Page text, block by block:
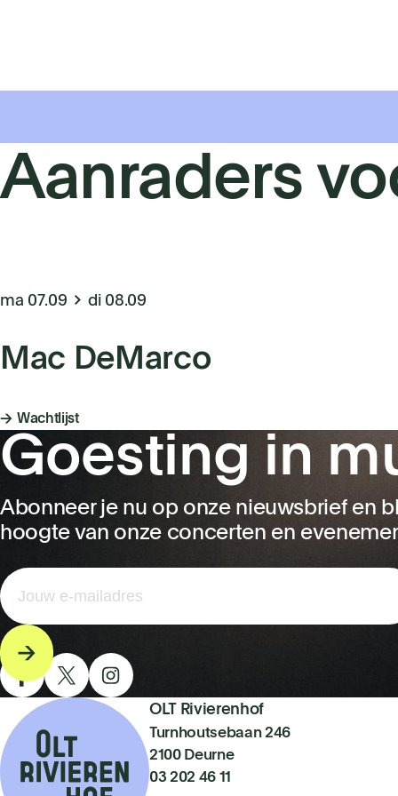
Aanraders
ma 07.09 di 08.09
Mac DeMarco
Wachtlijst
Goesting in
Abonneer je nu op onze nieuwsbrief en
hoogte van onze concerten en
OLT Rivierenhof
Turnhoutsebaan 246
2100 Deurne
03 202 46 11